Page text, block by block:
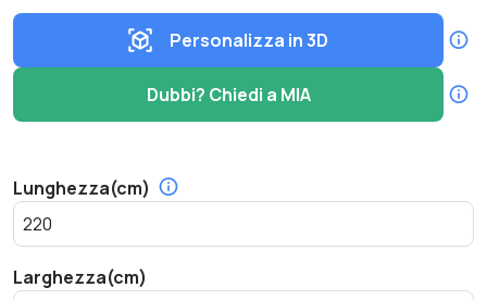
Personalizza in 3D
Dubbi? Chiedi a MIA
Lunghezza(cm)
Larghezza(cm)